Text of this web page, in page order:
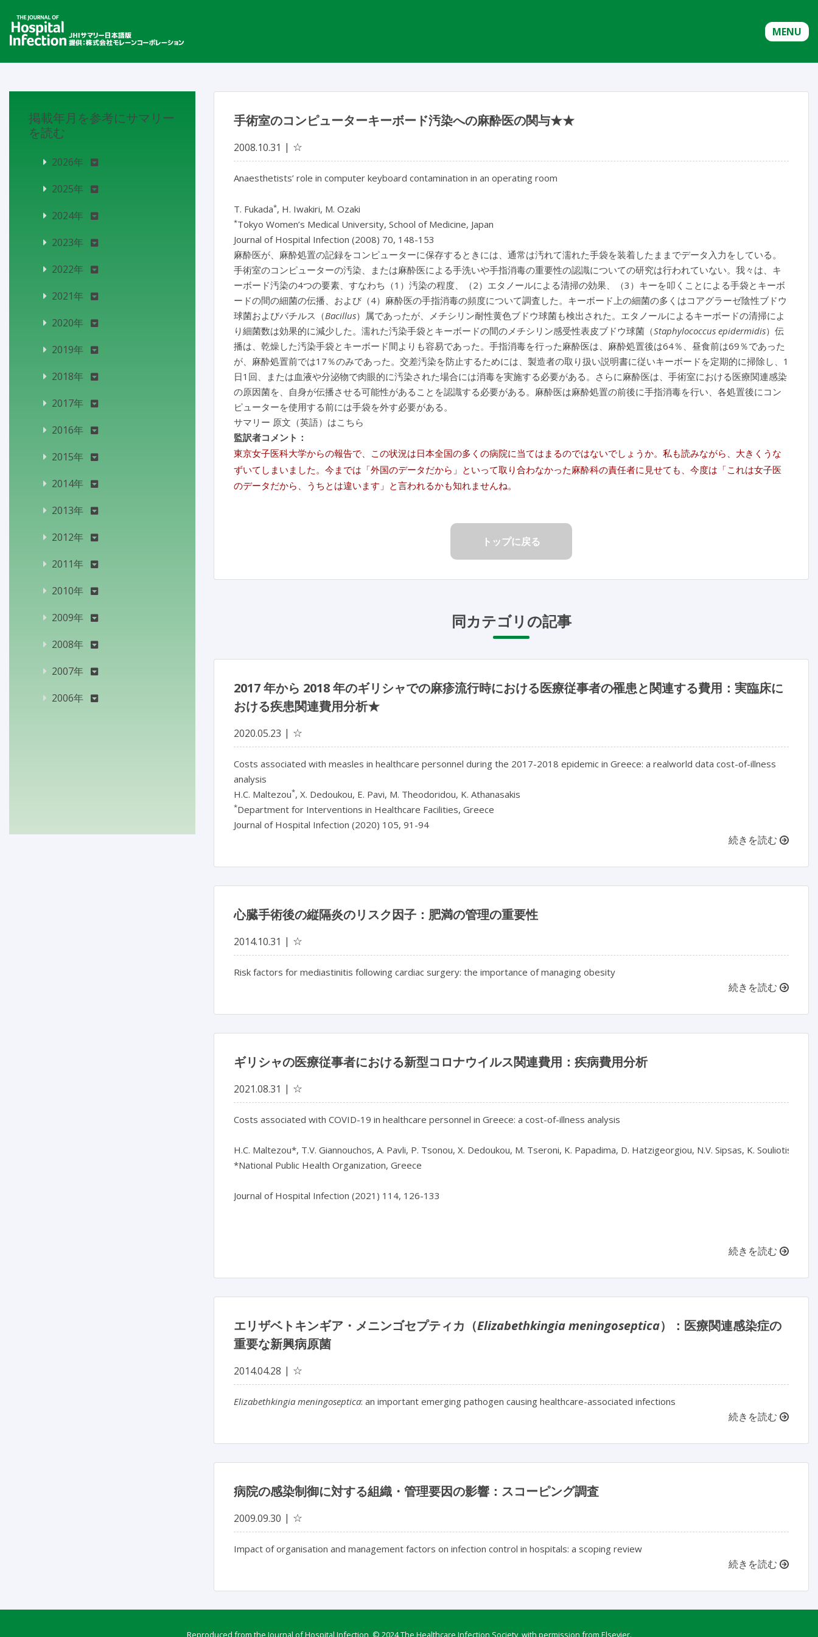
MENU
手術室のコンピューターキーボード汚染への麻酔医の関与★★
2008.10.31 ☆
Anaesthetists’ role in computer keyboard contamination in an operating room
T. Fukada*, H. Iwakiri, M. Ozaki
*Tokyo Women’s Medical University, School of Medicine, Japan
Journal of Hospital Infection (2008) 70, 148-153
麻酔医が、麻酔処置の記録をコンピューターに保存するときには、通常は汚れて濡れた手袋を装着したままでデータ入力をしている。
手術室のコンピューターの汚染、または麻酔医による手洗いや手指消毒の重要性の認識についての研究は行われていない。我々は、キ
ーボード汚染の4つの要素、すなわち（1）汚染の程度、（2）エタノールによる清掃の効果、（3）キーを叩くことによる手袋とキーボ
ードの間の細菌の伝播、および（4）麻酔医の手指消毒の頻度について調査した。キーボード上の細菌の多くはコアグラーゼ陰性ブドウ
球菌およびバチルス（Bacillus）属であったが、メチシリン耐性黄色ブドウ球菌も検出された。エタノールによるキーボードの清掃によ
り細菌数は効果的に減少した。濡れた汚染手袋とキーボードの間のメチシリン感受性表皮ブドウ球菌（Staphylococcus epidermidis）伝
播は、乾燥した汚染手袋とキーボード間よりも容易であった。手指消毒を行った麻酔医は、麻酔処置後は64％、昼食前は69％であった
が、麻酔処置前では17％のみであった。交差汚染を防止するためには、製造者の取り扱い説明書に従いキーボードを定期的に掃除し、1
日1回、または血液や分泌物で肉眼的に汚染された場合には消毒を実施する必要がある。さらに麻酔医は、手術室における医療関連感染
の原因菌を、自身が伝播させる可能性があることを認識する必要がある。麻酔医は麻酔処置の前後に手指消毒を行い、各処置後にコン
ピューターを使用する前には手袋を外す必要がある。
サマリー 原文（英語）はこちら
監訳者コメント：
東京女子医科大学からの報告で、この状況は日本全国の多くの病院に当てはまるのではないでしょうか。私も読みながら、大きくうな
ずいてしまいました。今までは「外国のデータだから」といって取り合わなかった麻酔科の責任者に見せても、今度は「これは女子医
のデータだから、うちとは違います」と言われるかも知れませんね。
トップに戻る
同カテゴリの記事
2017 年から 2018 年のギリシャでの麻疹流行時における医療従事者の罹患と関連する費用：実臨床に
おける疾患関連費用分析★
2020.05.23 ☆
Costs associated with measles in healthcare personnel during the 2017-2018 epidemic in Greece: a realworld data cost-of-illness
analysis
H.C. Maltezou*, X. Dedoukou, E. Pavi, M. Theodoridou, K. Athanasakis
*Department for Interventions in Healthcare Facilities, Greece
Journal of Hospital Infection (2020) 105, 91-94
続きを読む
心臓手術後の縦隔炎のリスク因子：肥満の管理の重要性
2014.10.31 ☆
Risk factors for mediastinitis following cardiac surgery: the importance of managing obesity
続きを読む
ギリシャの医療従事者における新型コロナウイルス関連費用：疾病費用分析
2021.08.31 ☆
Costs associated with COVID-19 in healthcare personnel in Greece: a cost-of-illness analysis
H.C. Maltezou*, T.V. Giannouchos, A. Pavli, P. Tsonou, X. Dedoukou, M. Tseroni, K. Papadima, D. Hatzigeorgiou, N.V. Sipsas, K. Souliotis
*National Public Health Organization, Greece
Journal of Hospital Infection (2021) 114, 126-133
続きを読む
エリザベトキンギア・メニンゴセプティカ（Elizabethkingia meningoseptica）：医療関連感染症の
重要な新興病原菌
2014.04.28 ☆
Elizabethkingia meningoseptica: an important emerging pathogen causing healthcare-associated infections
続きを読む
病院の感染制御に対する組織・管理要因の影響：スコーピング調査
2009.09.30 ☆
Impact of organisation and management factors on infection control in hospitals: a scoping review
続きを読む
掲載年月を参考にサマリー
を読む
2026年
2025年
2024年
2023年
2022年
2021年
2020年
2019年
2018年
2017年
2016年
2015年
2014年
2013年
2012年
2011年
2010年
2009年
2008年
2007年
2006年
Reproduced from the Journal of Hospital Infection, © 2024 The Healthcare Infection Society, with permission from Elsevier.